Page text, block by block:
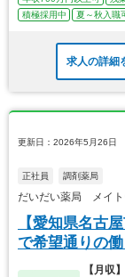
積極採用中
夏～秋入職
求人の詳細
更新日：2026年5月26日
正社員 調剤薬局
だいだい薬局 メイ
【愛知県名古
で希望通りの働
【月収